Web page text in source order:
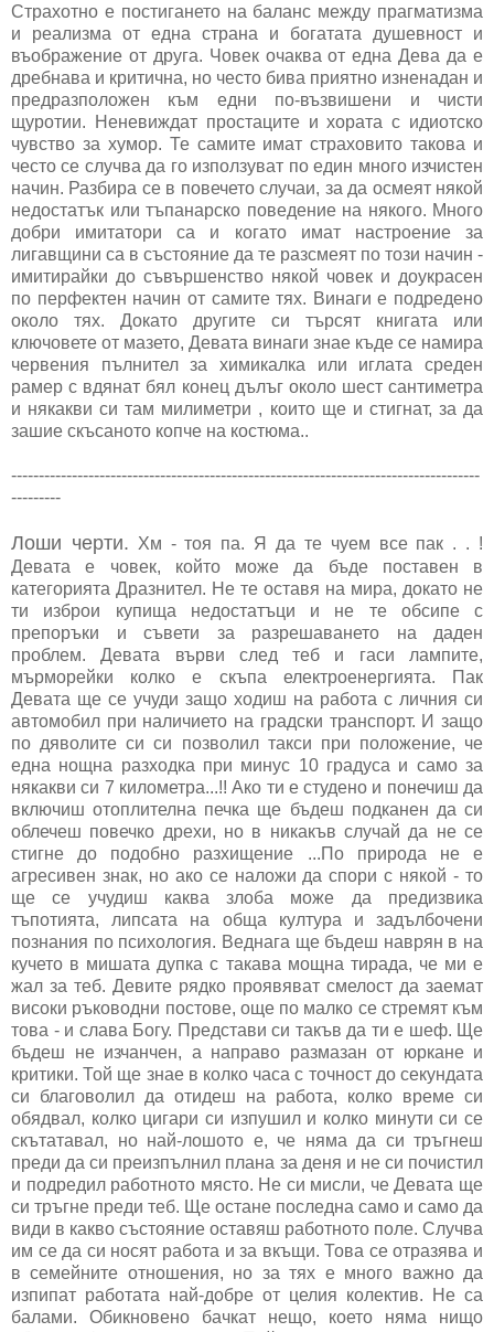
Страхотно е постигането на баланс между прагматизма
и реализма от една страна и богатата душевност и
въображение от друга. Човек очаква от една Дева да е
дребнава и критична, но често бива приятно изненадан и
предразположен към едни по-възвишени и чисти
щуротии. Неневиждат простаците и хората с идиотско
чувство за хумор. Те самите имат страховито такова и
често се случва да го използуват по един много изчистен
начин. Разбира се в повечето случаи, за да осмеят някой
недостатък или тъпанарско поведение на някого. Много
добри имитатори са и когато имат настроение за
лигавщини са в състояние да те разсмеят по този начин -
имитирайки до съвършенство някой човек и доукрасен
по перфектен начин от самите тях. Винаги е подредено
около тях. Докато другите си търсят книгата или
ключовете от мазето, Девата винаги знае къде се намира
червения пълнител за химикалка или иглата среден
рамер с вдянат бял конец дълъг около шест сантиметра
и някакви си там милиметри , които ще и стигнат, за да
зашие скъсаното копче на костюма..
-------------------------------------------------------------------------------------
---------
Лоши черти. Хм - тоя па. Я да те чуем все пак . . !
Девата е човек, който може да бъде поставен в
категорията Дразнител. Не те оставя на мира, докато не
ти изброи купища недостатъци и не те обсипе с
препоръки и съвети за разрешаването на даден
проблем. Девата върви след теб и гаси лампите,
мърморейки колко е скъпа електроенергията. Пак
Девата ще се учуди защо ходиш на работа с личния си
автомобил при наличието на градски транспорт. И защо
по дяволите си си позволил такси при положение, че
една нощна разходка при минус 10 градуса и само за
някакви си 7 километра...!! Ако ти е студено и понечиш да
включиш отоплителна печка ще бъдеш подканен да си
облечеш повечко дрехи, но в никакъв случай да не се
стигне до подобно разхищение ...По природа не е
агресивен знак, но ако се наложи да спори с някой - то
ще се учудиш каква злоба може да предизвика
тъпотията, липсата на обща култура и задълбочени
познания по психология. Веднага ще бъдеш наврян в на
кучето в мишата дупка с такава мощна тирада, че ми е
жал за теб. Девите рядко проявяват смелост да заемат
високи ръководни постове, още по малко се стремят към
това - и слава Богу. Представи си такъв да ти е шеф. Ще
бъдеш не изчанчен, а направо размазан от юркане и
критики. Той ще знае в колко часа с точност до секундата
си благоволил да отидеш на работа, колко време си
обядвал, колко цигари си изпушил и колко минути си се
скътатавал, но най-лошото е, че няма да си тръгнеш
преди да си преизпълнил плана за деня и не си почистил
и подредил работното място. Не си мисли, че Девата ще
си тръгне преди теб. Ще остане последна само и само да
види в какво състояние оставяш работното поле. Случва
им се да си носят работа и за вкъщи. Това се отразява и
в семейните отношения, но за тях е много важно да
изпипат работата най-добре от целия колектив. Не са
балами. Обикновено бачкат нещо, което няма нищо